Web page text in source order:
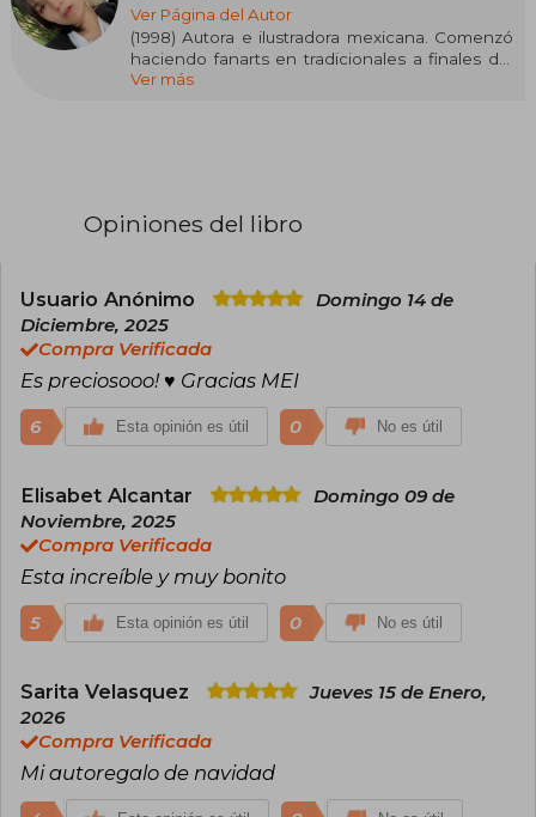
Ver Página del Autor
(1998) Autora e ilustradora mexicana. Comenzó
haciendo fanarts en tradicionales a finales del
2019 y en 2020 empezó a ilustrar digitalmente.
Ver más
Opiniones del libro
Usuario Anónimo
Domingo 14 de
Diciembre, 2025
Compra Verificada
Es preciosooo! ♥️ Gracias MEI
6 Esta opinión es útil 0 No es útil
Elisabet Alcantar
Domingo 09 de
Noviembre, 2025
Compra Verificada
Esta increíble y muy bonito
5 Esta opinión es útil 0 No es útil
Sarita Velasquez
Jueves 15 de Enero,
2026
Compra Verificada
Mi autoregalo de navidad